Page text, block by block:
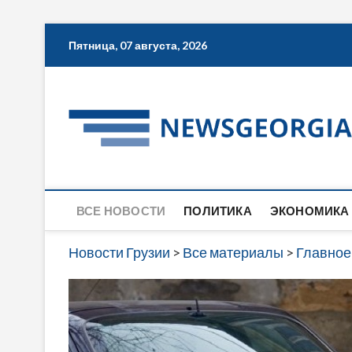
Пятница, 07 августа, 2026
ВСЕ НОВОСТИ ПОЛИТИКА ЭКОНОМИКА
Новости Грузии > Все материалы > Главное